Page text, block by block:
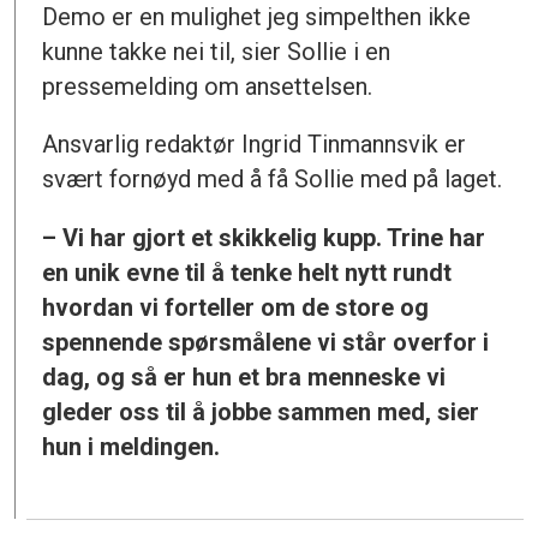
Demo er en mulighet jeg simpelthen ikke
kunne takke nei til, sier Sollie i en
pressemelding om ansettelsen.
Ansvarlig redaktør Ingrid Tinmannsvik er
svært fornøyd med å få Sollie med på laget.
– Vi har gjort et skikkelig kupp. Trine har
en unik evne til å tenke helt nytt rundt
hvordan vi forteller om de store og
spennende spørsmålene vi står overfor i
dag, og så er hun et bra menneske vi
gleder oss til å jobbe sammen med, sier
hun i meldingen.